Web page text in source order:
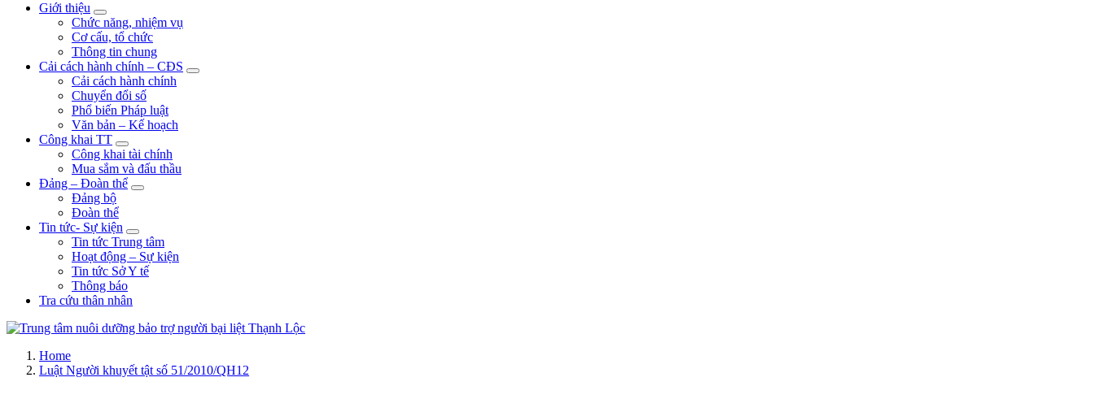
Giới thiệu
Chức năng, nhiệm vụ
Cơ cấu, tổ chức
Thông tin chung
Cải cách hành chính – CĐS
Cải cách hành chính
Chuyển đổi số
Phổ biến Pháp luật
Văn bản – Kế hoạch
Công khai TT
Công khai tài chính
Mua sắm và đấu thầu
Đảng – Đoàn thể
Đảng bộ
Đoàn thể
Tin tức- Sự kiện
Tin tức Trung tâm
Hoạt động – Sự kiện
Tin tức Sở Y tế
Thông báo
Tra cứu thân nhân
Trung tâm nuôi dưỡng bảo trợ người bại liệt Thạnh Lộc trực thuộc Sở Y tế Thành phố Hồ Chí Minh, Trung tâm được thành lập từ năm 1976. Tiền thân là Nhà nuôi người già số 3, sau đó đổi tên thành Trung tâm
nuôi dưỡng bảo trợ người già và tàn tật Thạnh Lộc; đến ngày 30 tháng 12 năm 2008, Ủy ban nhân dân thành phố Hồ Chí Minh quyết định tổ chức lại thành Trung tâm nuôi dưỡng bảo trợ người bại liệt Thạnh
Home
Luật Người khuyết tật số 51/2010/QH12